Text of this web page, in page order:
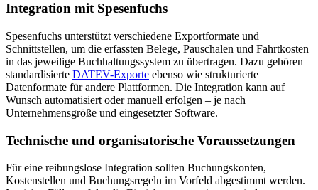
Integration mit Spesenfuchs
Spesenfuchs unterstützt verschiedene Exportformate und
Schnittstellen, um die erfassten Belege, Pauschalen und Fahrtkosten
in das jeweilige Buchhaltungssystem zu übertragen. Dazu gehören
standardisierte DATEV-Exporte ebenso wie strukturierte
Datenformate für andere Plattformen. Die Integration kann auf
Wunsch automatisiert oder manuell erfolgen – je nach
Unternehmensgröße und eingesetzter Software.
Technische und organisatorische Voraussetzungen
Für eine reibungslose Integration sollten Buchungskonten,
Kostenstellen und Buchungsregeln im Vorfeld abgestimmt werden.